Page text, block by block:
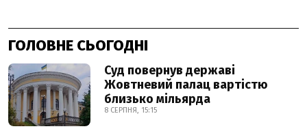
ГОЛОВНЕ СЬОГОДНІ
Суд повернув державі
Жовтневий палац вартістю
близько мільярда
8 СЕРПНЯ, 15:15